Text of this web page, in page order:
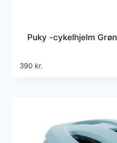
Puky -cykelhjelm Grøn
390 kr.